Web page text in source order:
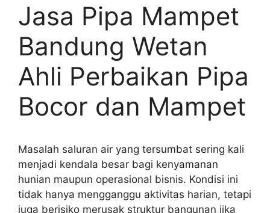
Jasa Pipa Mampet
Bandung Wetan
Ahli Perbaikan Pipa
Bocor dan Mampet
Masalah saluran air yang tersumbat sering kali
menjadi kendala besar bagi kenyamanan
hunian maupun operasional bisnis. Kondisi ini
tidak hanya mengganggu aktivitas harian, tetapi
juga berisiko merusak struktur bangunan jika